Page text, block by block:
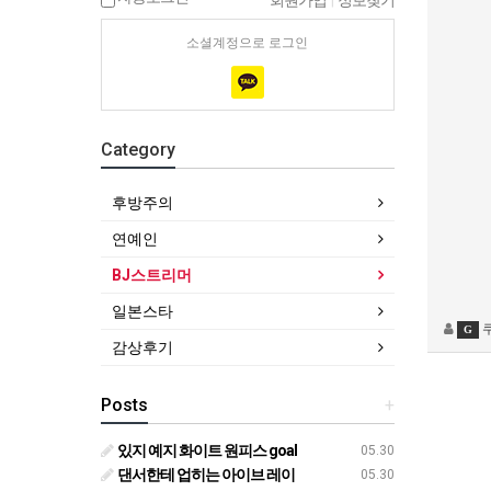
G
소셜계정으로 로그인
Category
후방주의
연예인
BJ스트리머
일본스타
감상후기
+
Posts
05.30
있지 예지 화이트 원피스 goal
05.30
댄서한테 업히는 아이브 레이